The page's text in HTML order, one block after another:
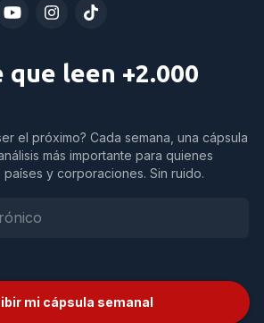
leen +2.000
el próximo? Cada semana, una cápsula
más importante para quienes
y corporaciones. Sin ruido.
mi cápsula semanal